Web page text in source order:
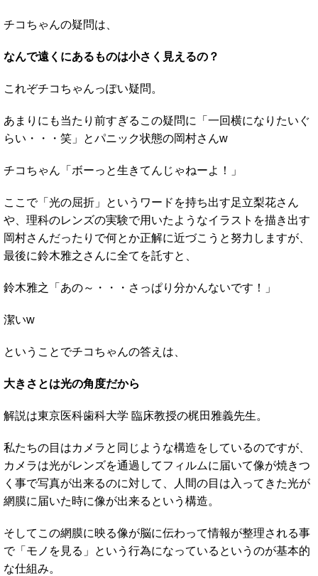
チコちゃんの疑問は、
なんで遠くにあるものは小さく見えるの？
これぞチコちゃんっぽい疑問。
あまりにも当たり前すぎるこの疑問に「一回横になりたいぐ
らい・・・笑」とパニック状態の岡村さんw
チコちゃん「ボーっと生きてんじゃねーよ！」
ここで「光の屈折」というワードを持ち出す足立梨花さん
や、理科のレンズの実験で用いたようなイラストを描き出す
岡村さんだったりで何とか正解に近づこうと努力しますが、
最後に鈴木雅之さんに全てを託すと、
鈴木雅之「あの～・・・さっぱり分かんないです！」
潔いw
ということでチコちゃんの答えは、
大きさとは光の角度だから
解説は東京医科歯科大学 臨床教授の梶田雅義先生。
私たちの目はカメラと同じような構造をしているのですが、
カメラは光がレンズを通過してフィルムに届いて像が焼きつ
く事で写真が出来るのに対して、人間の目は入ってきた光が
網膜に届いた時に像が出来るという構造。
そしてこの網膜に映る像が脳に伝わって情報が整理される事
で「モノを見る」という行為になっているというのが基本的
な仕組み。